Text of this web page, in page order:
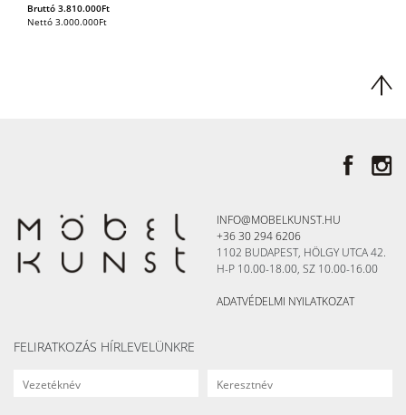
Bruttó 3.810.000Ft
Nettó 3.000.000Ft
INFO@MOBELKUNST.HU
+36 30 294 6206
1102 BUDAPEST, HÖLGY UTCA 42.
H-P 10.00-18.00, SZ 10.00-16.00
ADATVÉDELMI NYILATKOZAT
FELIRATKOZÁS HÍRLEVELÜNKRE